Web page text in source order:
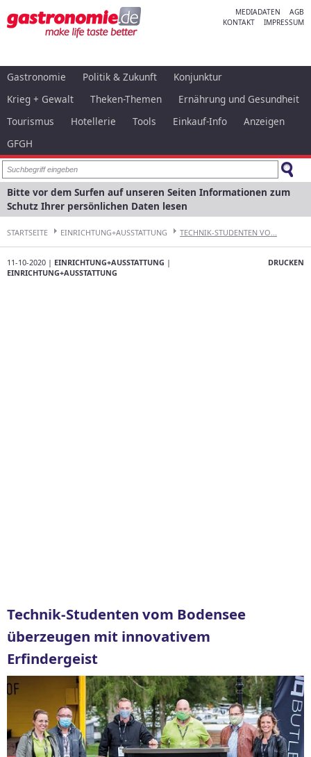
MEDIADATEN
AGB
KONTAKT
IMPRESSUM
Gastronomie Politik & Zukunft
Konjunktur
Krieg + Gewalt
Theken-Themen
Ernährung und Gesundheit
Tourismus
Hotellerie Tools Einkauf-Info
Anzeigen
GFGH
Bitte vor dem Surfen auf unseren Seiten Informationen zum
Schutz Ihrer persönlichen Daten lesen
STARTSEITE EINRICHTUNG+AUSSTATTUNG TECHNIK-STUDENTEN VO...
DRUCKEN
11-10-2020 | EINRICHTUNG+AUSSTATTUNG |
EINRICHTUNG+AUSSTATTUNG
Technik-Studenten vom Bodensee
überzeugen mit innovativem
Erfindergeist